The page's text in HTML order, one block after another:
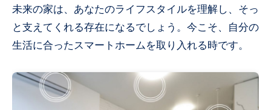
未来の家は、あなたのライフスタイルを理解し、そっ
と支えてくれる存在になるでしょう。今こそ、自分の
生活に合ったスマートホームを取り入れる時です。